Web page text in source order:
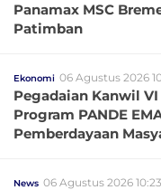
Panamax MSC
Patimban
Ekonomi 06 Agustus 2026
Pegadaian Kanwil
Program PANDE
Pemberdayaan
News 06 Agustus 2026 10:23